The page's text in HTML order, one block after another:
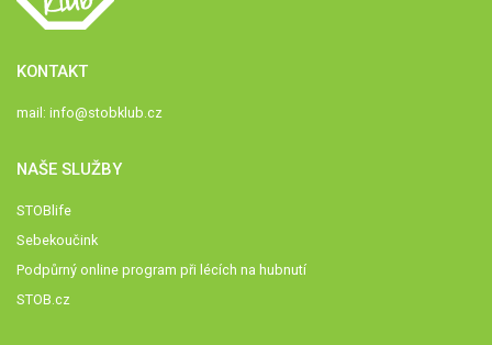
KONTAKT
mail: info@stobklub.cz
NAŠE SLUŽBY
STOBlife
Sebekoučink
Podpůrný online program při lécích na hubnutí
STOB.cz